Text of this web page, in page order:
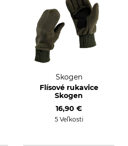
Skogen
Flísové rukavice
Skogen
16,90 €
5 Veľkosti